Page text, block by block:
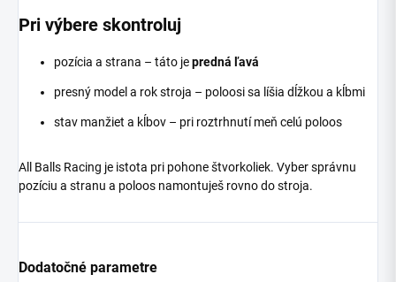
Pri výbere skontroluj
pozícia a strana – táto jepredná ľavá
presný model a rok stroja – poloosi sa líšia dĺžkou a kĺbmi
stav manžiet a kĺbov – pri roztrhnutí meň celú poloos
All Balls Racing je istota pri pohone štvorkoliek. Vyber správnu
pozíciu a stranu a poloos namontuješ rovno do stroja.
Dodatočné parametre